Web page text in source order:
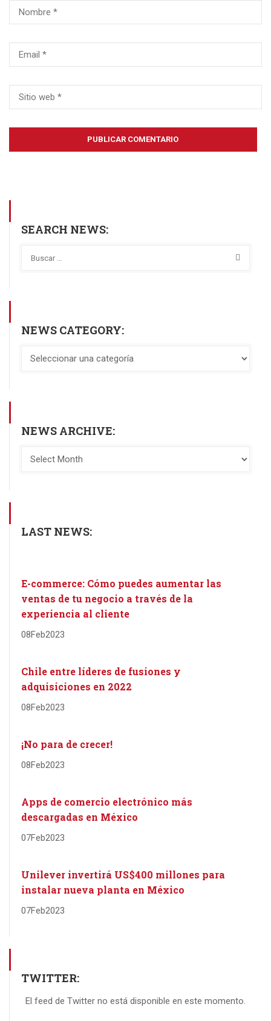
SEARCH NEWS:
NEWS CATEGORY:
NEWS ARCHIVE:
LAST NEWS:
E-commerce: Cómo puedes aumentar las
ventas de tu negocio a través de la
experiencia al cliente
08Feb2023
Chile entre líderes de fusiones y
adquisiciones en 2022
08Feb2023
¡No para de crecer!
08Feb2023
Apps de comercio electrónico más
descargadas en México
07Feb2023
Unilever invertirá US$400 millones para
instalar nueva planta en México
07Feb2023
TWITTER:
El feed de Twitter no está disponible en este momento.